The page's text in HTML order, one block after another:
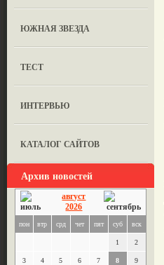
ЮЖНАЯ ЗВЕЗДА
ТЕСТ
ИНТЕРВЬЮ
КАТАЛОГ САЙТОВ
Архив новостей
август
2026
пон втр срд чет пят суб вск
1 2
3 4 5 6 7 8 9